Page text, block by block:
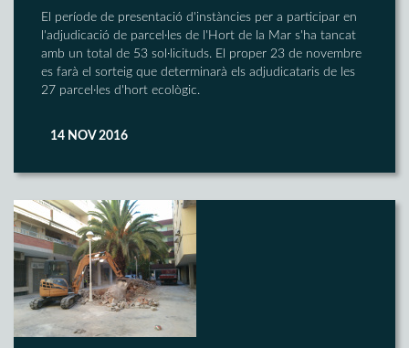
El període de presentació d'instàncies per a participar en
l'adjudicació de parcel·les de l'Hort de la Mar s'ha tancat
amb un total de 53 sol·licituds. El proper 23 de novembre
es farà el sorteig que determinarà els adjudicataris de les
27 parcel·les d'hort ecològic.
14 NOV 2016